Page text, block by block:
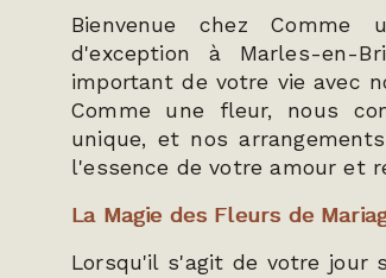
Bienvenue chez
d'exception à Marles-en-
important de votre vie avec
Comme une fleur, nous
unique, et nos
l'essence de votre amour et
La Magie des Fleurs de
Lorsqu'il s'agit de votre jour